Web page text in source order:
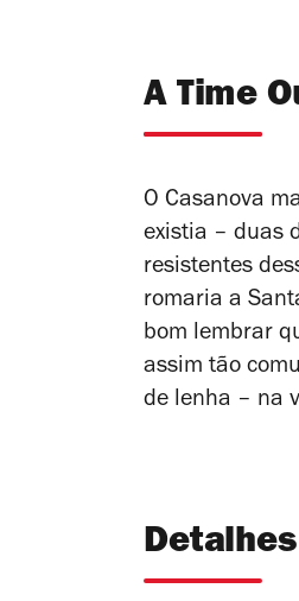
A Time
O Casanova
existia – duas
resistentes
romaria a
bom lembrar
assim tão
de lenha – na
Detalhes